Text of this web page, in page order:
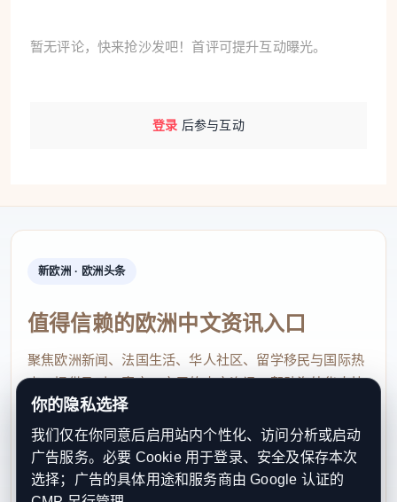
暂无评论，快来抢沙发吧！首评可提升互动曝光。
登录 后参与互动
新欧洲 · 欧洲头条
值得信赖的欧洲中文资讯入口
聚焦欧洲新闻、法国生活、华人社区、留学移民与国际热
点，提供及时、真实、实用的中文资讯，帮助海外华人快
速了解欧洲动态。
contact@xinouzhou.com
服务支持、版权与合作：工作日优先处理站务、投稿与权
利通知
你的隐私选择
我们仅在你同意后启用站内个性化、访问分析或启动
广告服务。必要 Cookie 用于登录、安全及保存本次
选择；广告的具体用途和服务商由 Google 认证的